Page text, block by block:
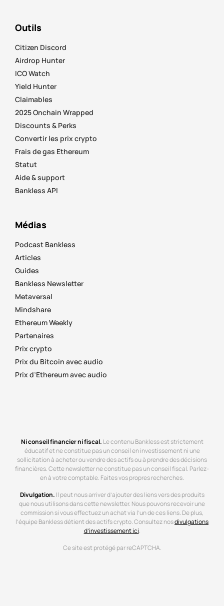
Outils
Citizen Discord
Airdrop Hunter
ICO Watch
Yield Hunter
Claimables
2025 Onchain Wrapped
Discounts & Perks
Convertir les prix crypto
Frais de gas Ethereum
Statut
Aide & support
Bankless API
Médias
Podcast Bankless
Articles
Guides
Bankless Newsletter
Metaversal
Mindshare
Ethereum Weekly
Partenaires
Prix crypto
Prix du Bitcoin avec audio
Prix d’Ethereum avec audio
Ni conseil financier ni fiscal. Le contenu Bankless est strictement
éducatif et ne constitue pas un conseil en investissement ni une
sollicitation à acheter ou vendre des actifs ou à prendre des décisions
financières. Cette newsletter ne constitue pas un conseil fiscal. Parlez-
en à votre comptable. Faites vos propres recherches.
Divulgation. Il peut nous arriver d’ajouter des liens vers des produits
que nous utilisons dans cette newsletter. Nous pouvons recevoir une
commission si vous effectuez un achat via l’un de ces liens. De plus,
l’équipe Bankless détient des actifs crypto. Consultez nosdivulgations
d’investissement ici.
Ce site est protégé par reCAPTCHA.